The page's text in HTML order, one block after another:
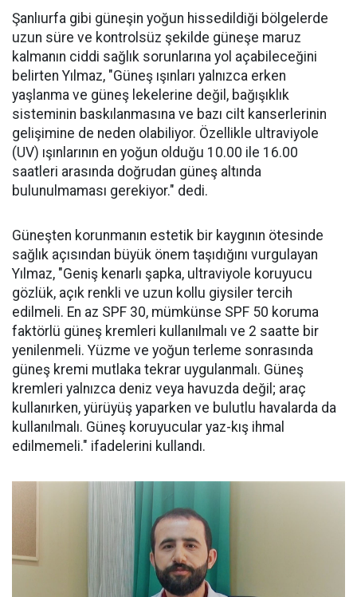
Şanlıurfa gibi güneşin yoğun hissedildiği bölgelerde
uzun süre ve kontrolsüz şekilde güneşe maruz
kalmanın ciddi sağlık sorunlarına yol açabileceğini
belirten Yılmaz, "Güneş ışınları yalnızca erken
yaşlanma ve güneş lekelerine değil, bağışıklık
sisteminin baskılanmasına ve bazı cilt kanserlerinin
gelişimine de neden olabiliyor. Özellikle ultraviyole
(UV) ışınlarının en yoğun olduğu 10.00 ile 16.00
saatleri arasında doğrudan güneş altında
bulunulmaması gerekiyor." dedi.
Güneşten korunmanın estetik bir kaygının ötesinde
sağlık açısından büyük önem taşıdığını vurgulayan
Yılmaz, "Geniş kenarlı şapka, ultraviyole koruyucu
gözlük, açık renkli ve uzun kollu giysiler tercih
edilmeli. En az SPF 30, mümkünse SPF 50 koruma
faktörlü güneş kremleri kullanılmalı ve 2 saatte bir
yenilenmeli. Yüzme ve yoğun terleme sonrasında
güneş kremi mutlaka tekrar uygulanmalı. Güneş
kremleri yalnızca deniz veya havuzda değil; araç
kullanırken, yürüyüş yaparken ve bulutlu havalarda da
kullanılmalı. Güneş koruyucular yaz-kış ihmal
edilmemeli." ifadelerini kullandı.